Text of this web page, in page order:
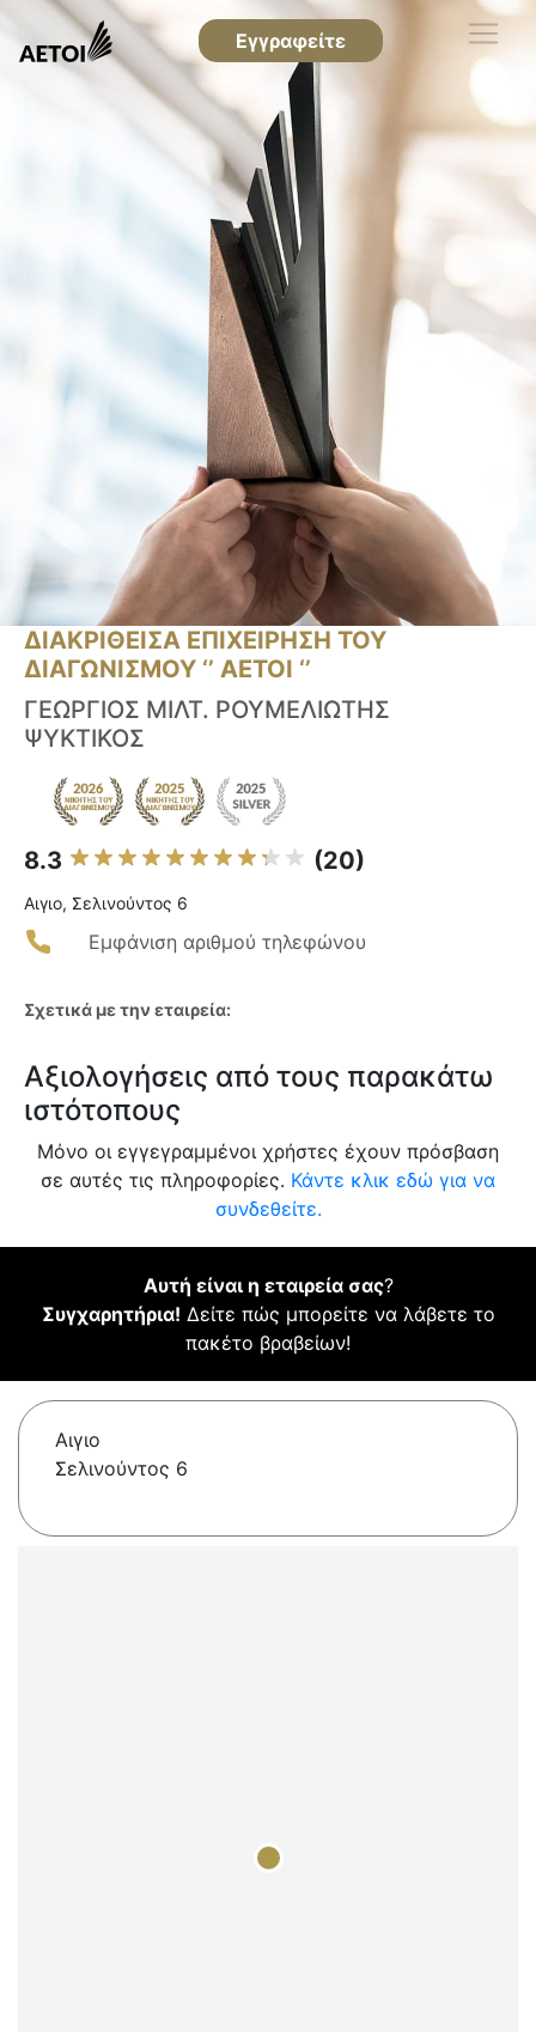
Εγγραφείτε
ΔΙΑΚΡΙΘΕΙΣΑ ΕΠΙΧΕΙΡΗΣΗ ΤΟΥ
ΔΙΑΓΩΝΙΣΜΟΥ ‘’ ΑΕΤΟΙ ‘’
ΓΕΩΡΓΙΟΣ ΜΙΛΤ. ΡΟΥΜΕΛΙΩΤΗΣ
ΨΥΚΤΙΚΟΣ
8.3 (20)
Αιγιο, Σελινούντος 6
Εμφάνιση αριθμού τηλεφώνου
Σχετικά με την εταιρεία:
Αξιολογήσεις από τους παρακάτω
ιστότοπους
Μόνο οι εγγεγραμμένοι χρήστες έχουν πρόσβαση
σε αυτές τις πληροφορίες. Κάντε κλικ εδώ για να
συνδεθείτε.
Αυτή είναι η εταιρεία σας?
Συγχαρητήρια! Δείτε πώς μπορείτε να λάβετε το
πακέτο βραβείων!
Αιγιο
Σελινούντος 6